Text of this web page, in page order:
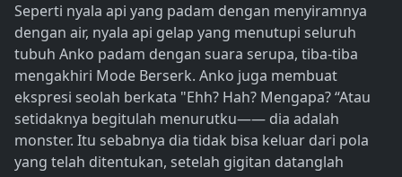
Seperti nyala api yang padam dengan menyiramnya
dengan air, nyala api gelap yang menutupi seluruh
tubuh Anko padam dengan suara serupa, tiba-tiba
mengakhiri Mode Berserk. Anko juga membuat
ekspresi seolah berkata "Ehh? Hah? Mengapa? “Atau
setidaknya begitulah menurutku―― dia adalah
monster. Itu sebabnya dia tidak bisa keluar dari pola
yang telah ditentukan, setelah gigitan datanglah